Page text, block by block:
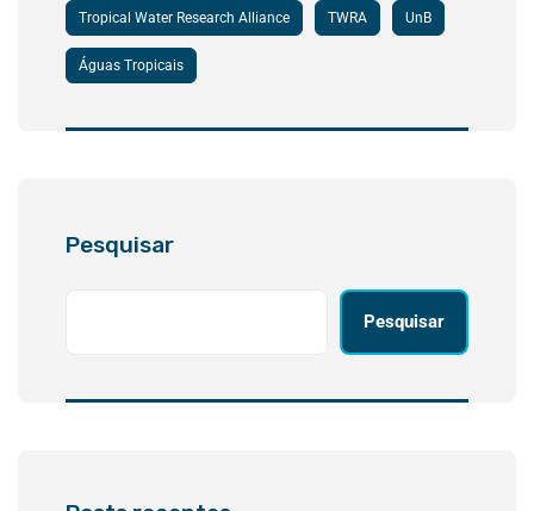
Tropical Water Research Alliance TWRA UnB
Águas Tropicais
Pesquisar
Pesquisar